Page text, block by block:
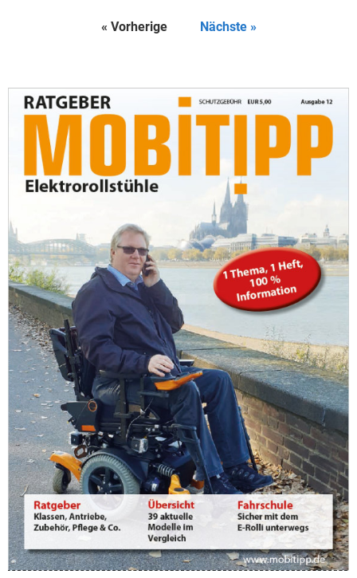
« Vorherige Nächste »